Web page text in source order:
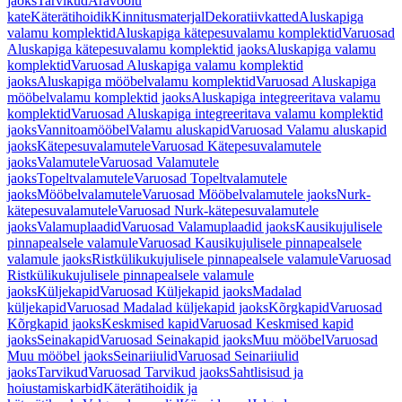
kateKäterätihoidikKinnitusmaterjalDekoratiivkattedAluskapiga
valamu komplektidAluskapiga kätepesuvalamu komplektidVaruosad
Aluskapiga kätepesuvalamu komplektid jaoksAluskapiga valamu
komplektidVaruosad Aluskapiga valamu komplektid
jaoksAluskapiga mööbelvalamu komplektidVaruosad Aluskapiga
mööbelvalamu komplektid jaoksAluskapiga integreeritava valamu
komplektidVaruosad Aluskapiga integreeritava valamu komplektid
jaoksVannitoamööbelValamu aluskapidVaruosad Valamu aluskapid
jaoksKätepesuvalamuteleVaruosad Kätepesuvalamutele
jaoksValamuteleVaruosad Valamutele
jaoksTopeltvalamuteleVaruosad Topeltvalamutele
jaoksMööbelvalamuteleVaruosad Mööbelvalamutele jaoksNurk-
kätepesuvalamuteleVaruosad Nurk-kätepesuvalamutele
jaoksValamuplaadidVaruosad Valamuplaadid jaoksKausikujulisele
pinnapealsele valamuleVaruosad Kausikujulisele pinnapealsele
valamule jaoksRistkülikukujulisele pinnapealsele valamuleVaruosad
Ristkülikukujulisele pinnapealsele valamule
jaoksKüljekapidVaruosad Küljekapid jaoksMadalad
küljekapidVaruosad Madalad küljekapid jaoksKõrgkapidVaruosad
Kõrgkapid jaoksKeskmised kapidVaruosad Keskmised kapid
jaoksSeinakapidVaruosad Seinakapid jaoksMuu mööbelVaruosad
Muu mööbel jaoksSeinariiulidVaruosad Seinariiulid
jaoksTarvikudVaruosad Tarvikud jaoksSahtlisisud ja
hoiustamiskarbidKäterätihoidik ja